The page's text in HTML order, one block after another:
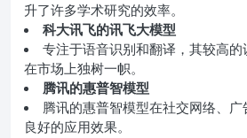
升了许多学术研究的效率。
科大讯飞的讯飞大模型
专注于语音识别和翻译，其较高
在市场上独树一帜。
腾讯的惠普智模型
腾讯的惠普智模型在社交网络、
良好的应用效果。